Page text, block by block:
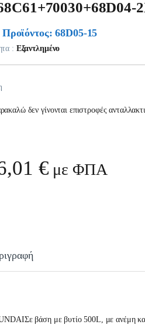
68D05-15
: Εξαντλημένο
δεν γίνονται επιστροφές
€ με ΦΠΑ
βάση με βυτίο 500L, με ανέμη